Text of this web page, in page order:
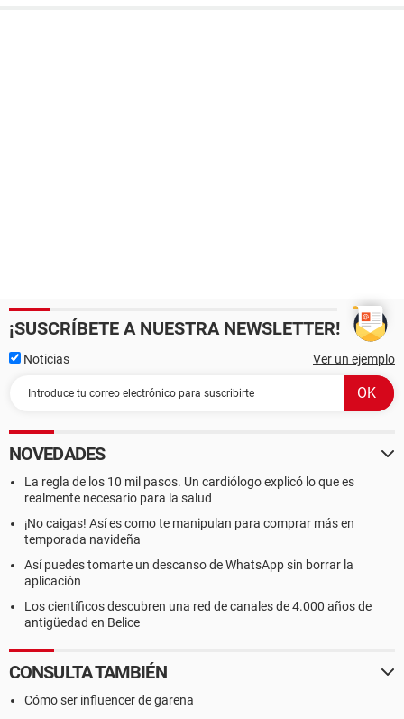
¡SUSCRÍBETE A NUESTRA NEWSLETTER!
Noticias Ver un ejemplo
NOVEDADES
La regla de los 10 mil pasos. Un cardiólogo explicó lo que es
realmente necesario para la salud
¡No caigas! Así es como te manipulan para comprar más en
temporada navideña
Así puedes tomarte un descanso de WhatsApp sin borrar la
aplicación
Los científicos descubren una red de canales de 4.000 años de
antigüedad en Belice
CONSULTA TAMBIÉN
Cómo ser influencer de garena